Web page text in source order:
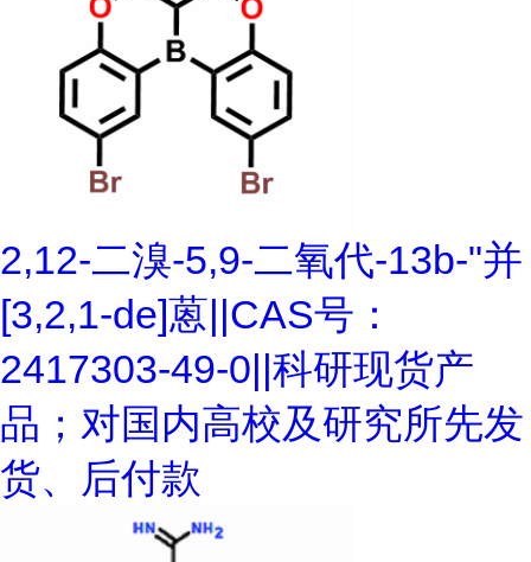
2,12-二溴-5,9-二氧代-13b-"并
[3,2,1-de]蒽||CAS号：
2417303-49-0||科研现货产
品；对国内高校及研究所先发
货、后付款